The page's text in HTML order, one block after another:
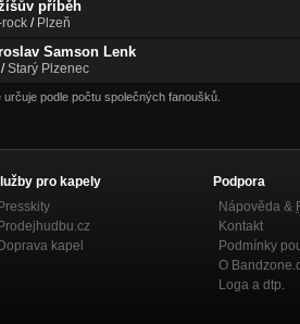
příběh
/ Plzeň
Samson Lenk
/Starý Plzenec
určuje podle počtu společných fanoušků.
pro kapely
Presskity
Prodejhudbu.cz
Doprava kapel
Podpora
Nápověda &
Kontakt
Podmínky
O
Loga a dtp.